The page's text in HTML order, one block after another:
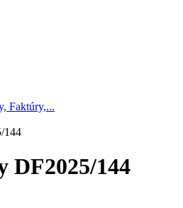
Faktúry,...
144
DF2025/144